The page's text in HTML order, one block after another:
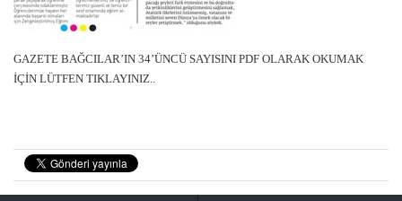
GAZETE BAĞCILAR’IN 34’ÜNCÜ SAYISINI PDF OLARAK OKUMAK
İÇİN LÜTFEN TIKLAYINIZ..